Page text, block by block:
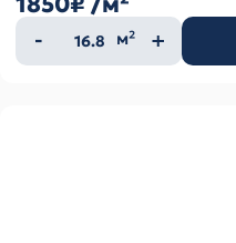
Количество
товара
м²